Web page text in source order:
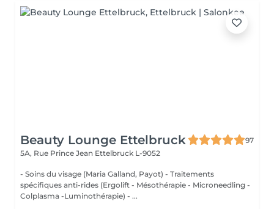
Beauty Lounge Ettelbruck
97
5A, Rue Prince Jean Ettelbruck L-9052
- Soins du visage (Maria Galland, Payot) - Traitements
spécifiques anti-rides (Ergolift - Mésothérapie - Microneedling -
Colplasma -Luminothérapie) - ...